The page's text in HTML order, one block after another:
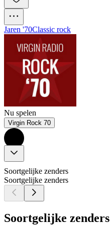
Jaren '70Classic rock
Nu spelen
Virgin Rock 70
Soortgelijke zenders
Soortgelijke zenders
Soortgelijke zenders